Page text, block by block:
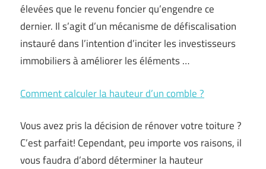
élevées que le revenu foncier qu’engendre ce
dernier. Il s’agit d’un mécanisme de défiscalisation
instauré dans l’intention d’inciter les investisseurs
immobiliers à améliorer les éléments …
Comment calculer la hauteur d’un comble ?
Vous avez pris la décision de rénover votre toiture ?
C’est parfait! Cependant, peu importe vos raisons, il
vous faudra d’abord déterminer la hauteur